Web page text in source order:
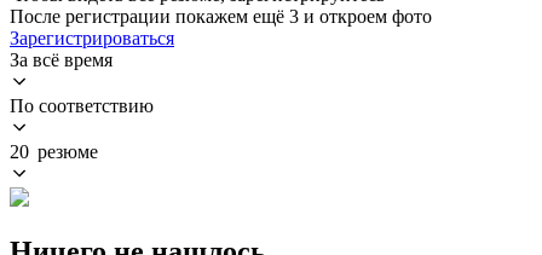
После регистрации покажем ещё 3 и откроем фото
Зарегистрироваться
За всё время
По соответствию
20 резюме